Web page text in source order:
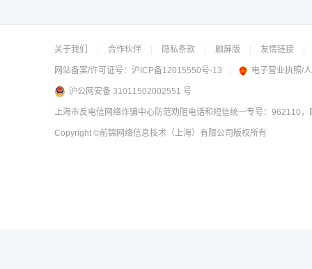
关于我们 合作伙伴 隐私条款 触屏版 友情链接
网站备案/许可证号： 沪ICP备12015550号-13 电子营业执照/
沪公网安备 31011502002551 号
上海市反电信网络诈骗中心防范劝阻电话和短信统一专号：962110
Copyright ©前锦网络信息技术（上海）有限公司 版权所有